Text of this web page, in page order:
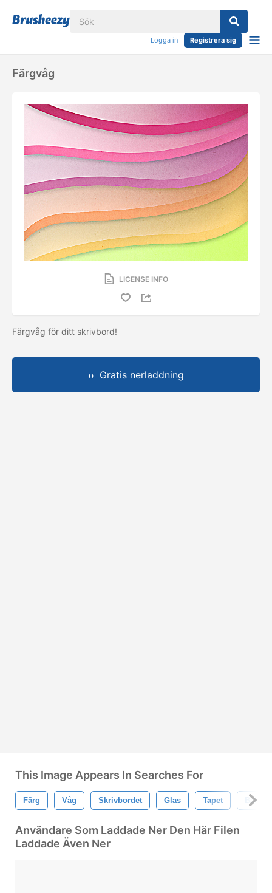
Logga in Registrera sig
Färgvåg
LICENSE INFO
Färgvåg för ditt skrivbord!
Gratis nerladdning
This Image Appears In Searches For
Färg Våg Skrivbordet Glas Tapet
Användare Som Laddade Ner Den Här Filen
Laddade Även Ner